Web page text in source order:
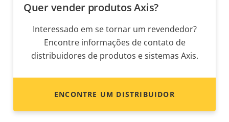
Quer vender produtos Axis?
Interessado em se tornar um revendedor?
Encontre informações de contato de
distribuidores de produtos e sistemas Axis.
ENCONTRE UM DISTRIBUIDOR